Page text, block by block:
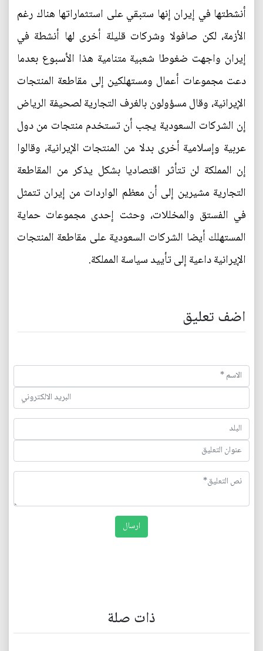
أنشطتها في إيران إنها ستبقي على استثماراتها هناك رغم
الأزمة، لكن صافولا وشركات قليلة أخرى لها أنشطة في
إيران واجهت ضغوطا شعبية متنامية هذا الأسبوع بعدما
دعت مجموعات أعمال ومستهلكين إلى مقاطعة المنتجات
الإيرانية، وقال مسؤولون بالغرف التجارية لصحيفة الرياض
إن الشركات السعودية يجب أن تستخدم منتجات من دول
عربية وإسلامية أخرى بدلا من المنتجات الإيرانية، وقالوا
إن المملكة لن تتأثر اقتصاديا بشكل يذكر من المقاطعة
التجارية مشيرين إلى أن معظم الواردات من إيران تتمثل
في الفستق والمخللات، وحثت إحدى مجموعات حماية
المستهلك أيضا الشركات السعودية على مقاطعة المنتجات
الإيرانية داعية إلى تأييد سياسة المملكة.
اضف تعليق
ذات صلة